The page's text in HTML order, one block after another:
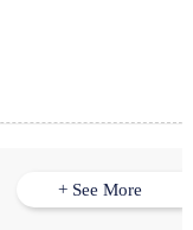
+ See More